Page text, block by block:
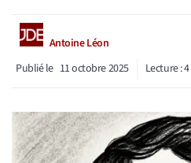
Antoine Léon
Publié le 11 octobre 2025 Lecture :4